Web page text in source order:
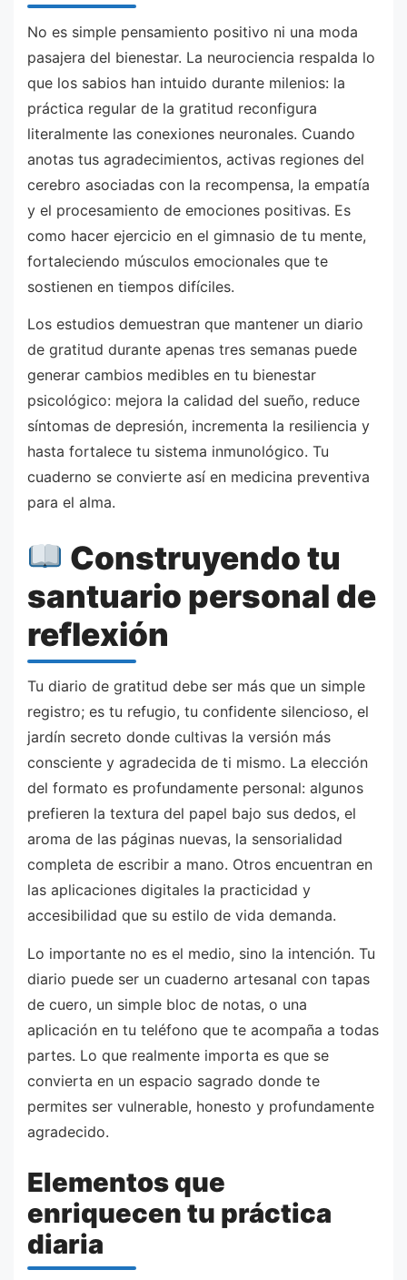
No es simple pensamiento positivo ni una moda
pasajera del bienestar. La neurociencia respalda lo
que los sabios han intuido durante milenios: la
práctica regular de la gratitud reconfigura
literalmente las conexiones neuronales. Cuando
anotas tus agradecimientos, activas regiones del
cerebro asociadas con la recompensa, la empatía
y el procesamiento de emociones positivas. Es
como hacer ejercicio en el gimnasio de tu mente,
fortaleciendo músculos emocionales que te
sostienen en tiempos difíciles.
Los estudios demuestran que mantener un diario
de gratitud durante apenas tres semanas puede
generar cambios medibles en tu bienestar
psicológico: mejora la calidad del sueño, reduce
síntomas de depresión, incrementa la resiliencia y
hasta fortalece tu sistema inmunológico. Tu
cuaderno se convierte así en medicina preventiva
para el alma.
Construyendo tu
santuario personal de
reflexión
Tu diario de gratitud debe ser más que un simple
registro; es tu refugio, tu confidente silencioso, el
jardín secreto donde cultivas la versión más
consciente y agradecida de ti mismo. La elección
del formato es profundamente personal: algunos
prefieren la textura del papel bajo sus dedos, el
aroma de las páginas nuevas, la sensorialidad
completa de escribir a mano. Otros encuentran en
las aplicaciones digitales la practicidad y
accesibilidad que su estilo de vida demanda.
Lo importante no es el medio, sino la intención. Tu
diario puede ser un cuaderno artesanal con tapas
de cuero, un simple bloc de notas, o una
aplicación en tu teléfono que te acompaña a todas
partes. Lo que realmente importa es que se
convierta en un espacio sagrado donde te
permites ser vulnerable, honesto y profundamente
agradecido.
Elementos que
enriquecen tu práctica
diaria